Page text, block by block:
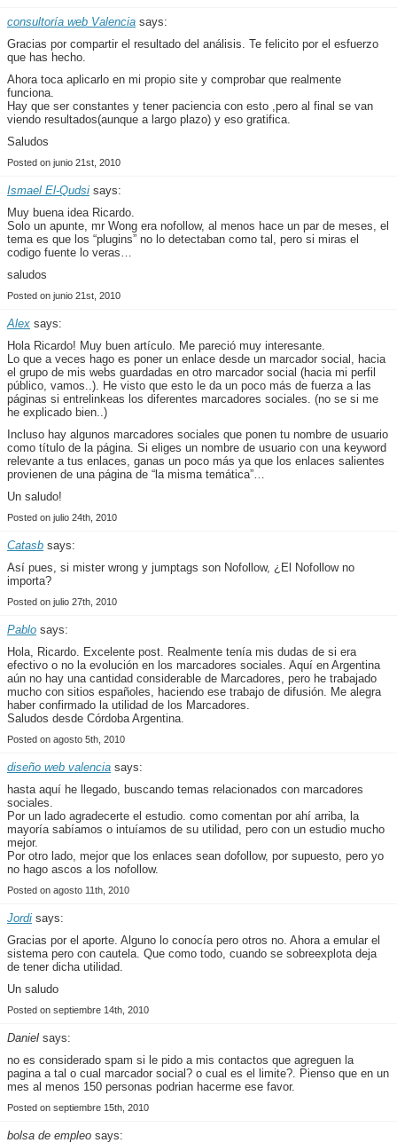
consultoría web Valencia says:
Gracias por compartir el resultado del análisis. Te felicito por el esfuerzo
que has hecho.
Ahora toca aplicarlo en mi propio site y comprobar que realmente
funciona.
Hay que ser constantes y tener paciencia con esto ,pero al final se van
viendo resultados(aunque a largo plazo) y eso gratifica.
Saludos
Posted on junio 21st, 2010
Ismael El-Qudsi says:
Muy buena idea Ricardo.
Solo un apunte, mr Wong era nofollow, al menos hace un par de meses, el
tema es que los “plugins” no lo detectaban como tal, pero si miras el
codigo fuente lo veras…
saludos
Posted on junio 21st, 2010
Alex says:
Hola Ricardo! Muy buen artículo. Me pareció muy interesante.
Lo que a veces hago es poner un enlace desde un marcador social, hacia
el grupo de mis webs guardadas en otro marcador social (hacia mi perfil
público, vamos..). He visto que esto le da un poco más de fuerza a las
páginas si entrelinkeas los diferentes marcadores sociales. (no se si me
he explicado bien..)
Incluso hay algunos marcadores sociales que ponen tu nombre de usuario
como título de la página. Si eliges un nombre de usuario con una keyword
relevante a tus enlaces, ganas un poco más ya que los enlaces salientes
provienen de una página de “la misma temática”…
Un saludo!
Posted on julio 24th, 2010
Catasb says:
Así pues, si mister wrong y jumptags son Nofollow, ¿El Nofollow no
importa?
Posted on julio 27th, 2010
Pablo says:
Hola, Ricardo. Excelente post. Realmente tenía mis dudas de si era
efectivo o no la evolución en los marcadores sociales. Aquí en Argentina
aún no hay una cantidad considerable de Marcadores, pero he trabajado
mucho con sitios españoles, haciendo ese trabajo de difusión. Me alegra
haber confirmado la utilidad de los Marcadores.
Saludos desde Córdoba Argentina.
Posted on agosto 5th, 2010
diseño web valencia says:
hasta aquí he llegado, buscando temas relacionados con marcadores
sociales.
Por un lado agradecerte el estudio. como comentan por ahí arriba, la
mayoría sabíamos o intuíamos de su utilidad, pero con un estudio mucho
mejor.
Por otro lado, mejor que los enlaces sean dofollow, por supuesto, pero yo
no hago ascos a los nofollow.
Posted on agosto 11th, 2010
Jordi says:
Gracias por el aporte. Alguno lo conocía pero otros no. Ahora a emular el
sistema pero con cautela. Que como todo, cuando se sobreexplota deja
de tener dicha utilidad.
Un saludo
Posted on septiembre 14th, 2010
Daniel says:
no es considerado spam si le pido a mis contactos que agreguen la
pagina a tal o cual marcador social? o cual es el limite?. Pienso que en un
mes al menos 150 personas podrian hacerme ese favor.
Posted on septiembre 15th, 2010
bolsa de empleo says: